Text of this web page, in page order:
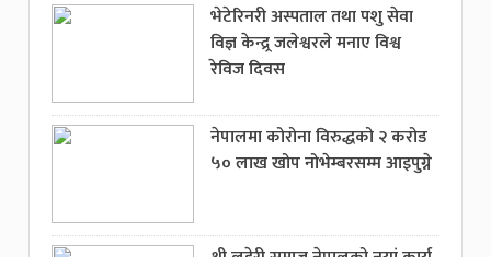
भेटेरिनरी अस्पताल तथा पशु सेवा
विज्ञ केन्द्र्र जलेश्वरले मनाए विश्व
रेविज दिवस
नेपालमा कोरोना विरुद्धको २ करोड
५० लाख खोप नोभेम्बरसम्म आइपुग्ने